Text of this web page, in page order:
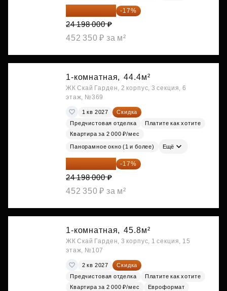
20 084 340 ₽ -17%
24 198 000 ₽
452 350 ₽ за м²
1-комнатная, 44.4м²
ЖК Скай Гарден, 2 корпус, 3 секция, 6
этаж, №369
1 кв 2027
Скидка
Предчистовая отделка
Платите как хотите
Квартира за 2 000 ₽/мес
Панорамное окно (1 и более) Ещё
20 084 340 ₽ -17%
24 198 000 ₽
452 350 ₽ за м²
1-комнатная, 45.8м²
ЖК Скай Гарден, 3 корпус, 1 секция, 15
этаж, №107
2 кв 2027
Скидка
Предчистовая отделка
Платите как хотите
Квартира за 2 000 ₽/мес
Евроформат